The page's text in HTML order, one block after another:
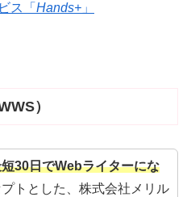
ス「 Hands+ 」
）
30日でWebライターにな
トとした、株式会社メリル